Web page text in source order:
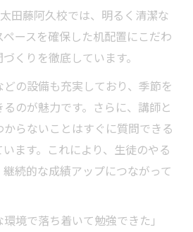
田藤阿久校では、明るく清潔な
ースを確保した机配置にこだわ
くりを徹底しています。
の設備も充実しており、季節を
のが魅力です。さらに、講師と
らないことはすぐに質問できる
ます。これにより、生徒のやる
続的な成績アップにつながって
境で落ち着いて勉強できた」